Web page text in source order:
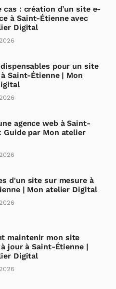
cas : création d’un site e-
à Saint-Étienne avec
Digital
pour un site
Saint-Étienne | Mon
agence web à Saint-
Guide par Mon atelier
d'un site sur mesure à
| Mon atelier Digital
maintenir mon site
jour à Saint-Étienne |
Digital